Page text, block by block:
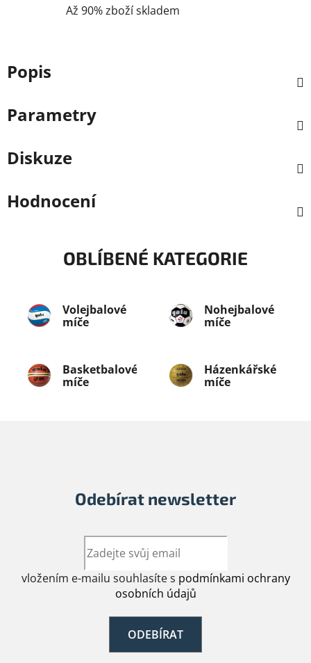
Až 90% zboží skladem
Popis
Parametry
Diskuze
Hodnocení
OBLÍBENÉ KATEGORIE
Volejbalové
míče
Nohejbalové
míče
Basketbalové
míče
Házenkářské
míče
Odebírat newsletter
vložením e-mailu souhlasíte s podmínkami ochrany
osobních údajů
ODEBÍRAT